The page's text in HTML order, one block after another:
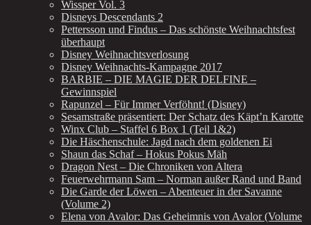
Wissper Vol. 3
Disneys Descendants 2
Pettersson und Findus – Das schönste Weihnachtsfest
überhaupt
Disney Weihnachtsverlosung
Disney Weihnachts-Kampagne 2017
BARBIE – DIE MAGIE DER DELFINE –
Gewinnspiel
Rapunzel – Für Immer Verföhnt! (Disney)
Sesamstraße präsentiert: Der Schatz des Käpt’n Karotte
Winx Club – Staffel 6 Box 1 (Teil 1&2)
Die Häschenschule: Jagd nach dem goldenen Ei
Shaun das Schaf – Hokus Pokus Mäh
Dragon Nest – Die Chroniken von Altera
Feuerwehrmann Sam – Norman außer Rand und Band
Die Garde der Löwen – Abenteuer in der Savanne
(Volume 2)
Elena von Avalor: Das Geheimnis von Avalor (Volume